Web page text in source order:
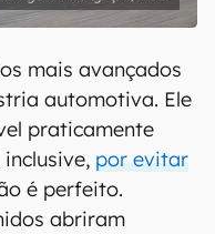
mais avançados
automotiva. Ele
praticamente
por evitar
é perfeito.
abriram